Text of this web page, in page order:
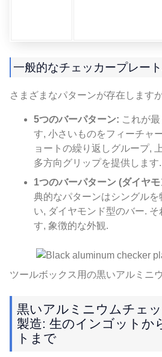
一般的なチェッカープレー
さまざまなパターンが存在します
5つのバーパターン: これが
す, 小さいものをフィーチャ
ョートの繰り返しグループ,
多方向グリップを提供します.
1つのバーパターン (ダイヤ
典的なパターンはシングル
い, ダイヤモンド型のバー.
す, 象徴的な外観.
ツールボックス用の黒いアルミニ
黒いアルミニウムチェ
製造: 生のインゴットか
トまで